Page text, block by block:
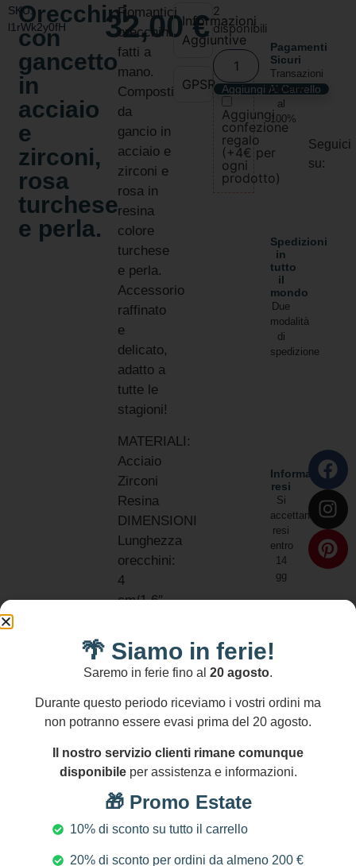
SKU:
l1rWk2y0fH
Orecchini
con
gancetto
in
acciaio
e
zirconi,
rosa
turchese
e perla.
32,00€
Romantici
orecchini
fatti a
mano.
Composti
da
gancio in
acciaio e
zirconi e
rosa in
resina
colore
turchese
e perla.
Accessorio
raffinato
e
delicato,
adatto a
tutte le
stagioni!
MATERIALI:
Acciaio
Zirconi
Resina
DIMENSIONI
Lunghezza
orecchini:
4
cm/1.6″
AND
LEAD
FREE
Informazioni
Aggiuntive
GPSR
2
disponibili
Aggiungi Al Carrello
Aggiungi
confezione
regalo
(+4€ per
ogni
prodotto)
Pagamenti
Sicuri
Transazioni
protette
al
100%
Spedizioni
in
tutto
il
mondo
Due
modalità
di
spedizione
Informativa
resi
Si
accettano
resi
entro
14
gg
Seguici
su:
Prodotti Correlati
🌴 Siamo in ferie!
Saremo in ferie fino al 20 agosto.
Durante questo periodo riceviamo i vostri ordini ma
non potranno essere evasi prima del 20 agosto.
Il nostro servizio clienti rimane comunque
disponibileper assistenza e informazioni.
🎁 Promo Estate
10% di sconto su tutto il carrello
20% di sconto per ordini da almeno 200 €